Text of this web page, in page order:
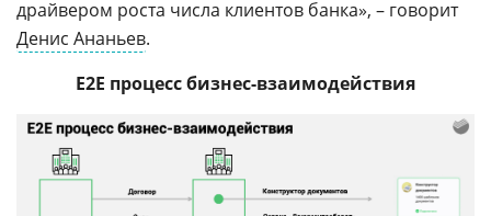
драйвером роста числа клиентов банка», – говорит
Денис Ананьев.
E2E процесс бизнес-взаимодействия